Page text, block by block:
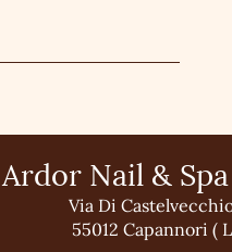
Ardor Nail &
Via Di
55012 Capannori (